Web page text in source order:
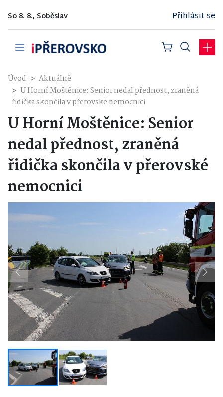
So 8. 8., Soběslav Přihlásit se
Úvod
Aktuálně
U Horní Moštěnice: Senior nedal přednost, zraněná
řidička skončila v přerovské nemocnici
U Horní Moštěnice: Senior
nedal přednost, zraněná
řidička skončila v přerovské
nemocnici
Previous Next